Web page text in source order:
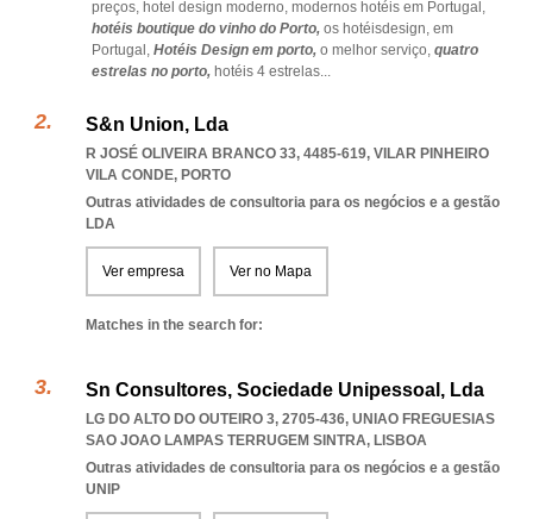
preços, hotel design moderno, modernos hotéis em Portugal,
hotéis boutique do vinho do Porto, os hotéisdesign, em
Portugal, Hotéis Design em porto, o melhor serviço, quatro
estrelas no porto, hotéis 4 estrelas...
S&n Union, Lda
R JOSÉ OLIVEIRA BRANCO 33, 4485-619, VILAR PINHEIRO
VILA CONDE, PORTO
Outras atividades de consultoria para os negócios e a gestão
LDA
Ver empresa Ver no Mapa
Matches in the search for:
Sn Consultores, Sociedade Unipessoal, Lda
LG DO ALTO DO OUTEIRO 3, 2705-436, UNIAO FREGUESIAS
SAO JOAO LAMPAS TERRUGEM SINTRA, LISBOA
Outras atividades de consultoria para os negócios e a gestão
UNIP